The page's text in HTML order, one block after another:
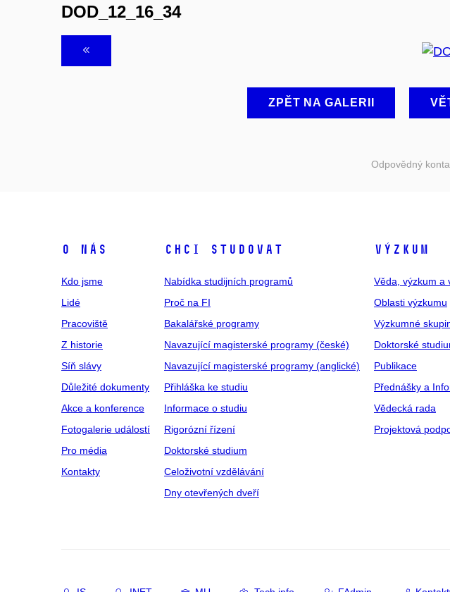
DOD_12_16_34
ZPĚT NA GALERII
Odpovědný
O NÁS
Kdo jsme
Lidé
Pracoviště
Z historie
Síň slávy
Důležité dokumenty
Akce a konference
Fotogalerie událostí
Pro média
Kontakty
CHCI STUDOVAT
Nabídka studijních programů
Proč na FI
Bakalářské programy
Navazující magisterské programy (české)
Navazující magisterské programy (anglické)
Přihláška ke studiu
Informace o studiu
Rigorózní řízení
Doktorské studium
Celoživotní vzdělávání
Dny otevřených dveří
VÝZKUM
Věda, výzkum a
Oblasti výzkumu
Výzkumné
Doktorské
Publikace
Přednášky a
Vědecká rada
Projektová